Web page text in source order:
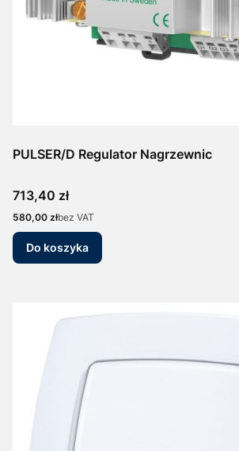
PULSER/D Regulator Nagrzewnic
Cena
713,40 zł
Cena
580,00 złbez VAT
Do koszyka